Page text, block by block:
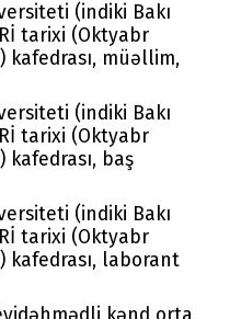
(indiki Bakı
tarixi (Oktyabr
kafedrası, müəllim,
(indiki Bakı
tarixi (Oktyabr
kafedrası, baş
(indiki Bakı
tarixi (Oktyabr
kafedrası, laborant